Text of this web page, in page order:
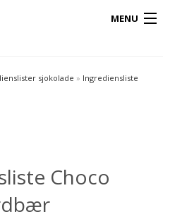
MENU
sjokolade » Ingrediensliste
Choco